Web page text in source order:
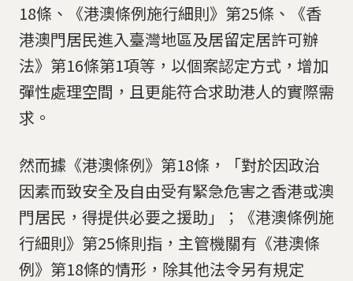
18條、《港澳條例施行細則》第25條、《香
港澳門居民進入臺灣地區及居留定居許可辦
法》第16條第1項等，以個案認定方式，增加
彈性處理空間，且更能符合求助港人的實際需
求。
然而據《港澳條例》第18條，「對於因政治
因素而致安全及自由受有緊急危害之香港或澳
門居民，得提供必要之援助」；《港澳條例施
行細則》第25條則指，主管機關有《港澳條
例》第18條的情形，除其他法令另有規定